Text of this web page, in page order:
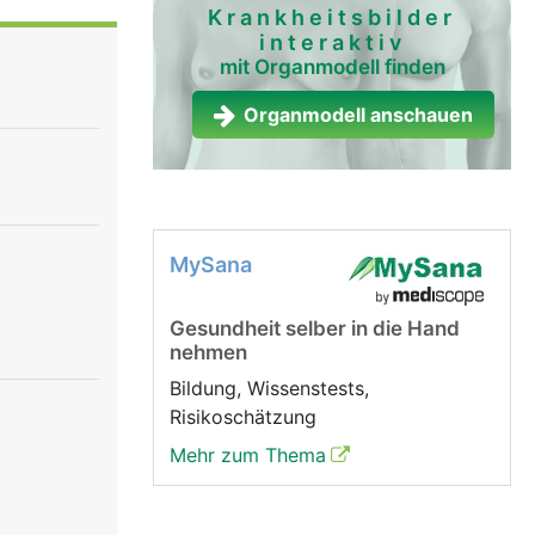
unter
Krankheitsbilder
interaktiv
mit Organmodell finden
Organmodell anschauen
MySana
Gesundheit selber in die Hand
nehmen
Bildung, Wissenstests,
Risikoschätzung
Mehr zum Thema